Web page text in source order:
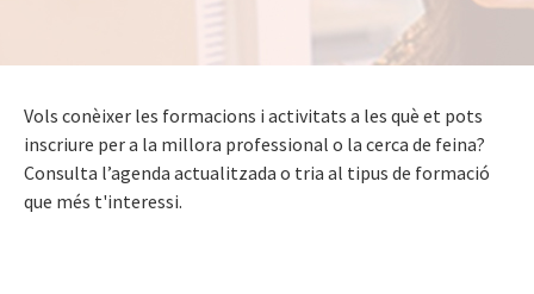
Vols conèixer les formacions i activitats a les què et pots
inscriure per a la millora professional o la cerca de feina?
Consulta l’agenda actualitzada o tria al tipus de formació
que més t'interessi.